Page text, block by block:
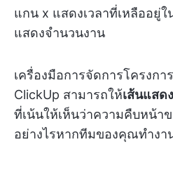
แกน x แสดงเวลาที่เหลืออยู่
แสดงจำนวนงาน
เครื่องมือการจัดการโครงกา
ClickUp สามารถให้เส้นแสด
ที่เน้นให้เห็นว่าความคืบหน้า
อย่างไรหากทีมของคุณทำงา